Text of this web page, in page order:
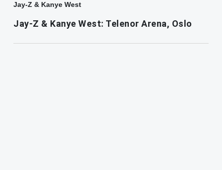
Jay-Z & Kanye West
Jay-Z & Kanye West: Telenor Arena, Oslo